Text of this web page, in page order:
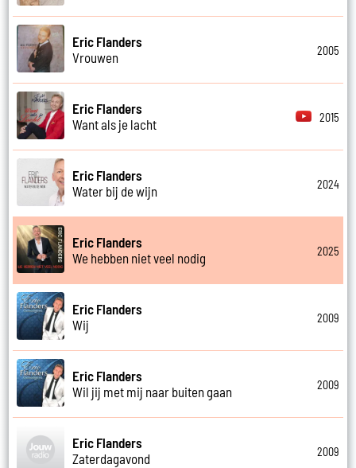
Eric Flanders
Vrouwen
2005
Eric Flanders
Want als je lacht
2015
Eric Flanders
Water bij de wijn
2024
Eric Flanders
We hebben niet veel nodig
2025
Eric Flanders
Wij
2009
Eric Flanders
Wil jij met mij naar buiten gaan
2009
Eric Flanders
Zaterdagavond
2009